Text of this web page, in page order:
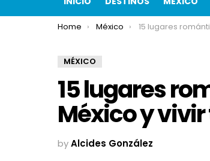
You are here:
Home México 15 lugares románticos para viajar
MÉXICO
15 lugares
México y
byAlcides González